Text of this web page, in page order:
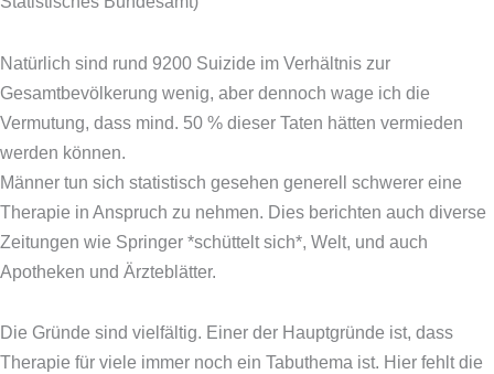
Natürlich sind rund 9200 Suizide im Verhältnis zur
Gesamtbevölkerung wenig, aber dennoch wage ich die
Vermutung, dass mind. 50 % dieser Taten hätten vermieden
werden können.
Männer tun sich statistisch gesehen generell schwerer eine
Therapie in Anspruch zu nehmen. Dies berichten auch diverse
Zeitungen wie Springer *schüttelt sich*, Welt, und auch
Apotheken und Ärzteblätter.
Die Gründe sind vielfältig. Einer der Hauptgründe ist, dass
Therapie für viele immer noch ein Tabuthema ist. Hier fehlt die